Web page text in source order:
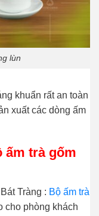
lùn
khuẩn rất an toàn
xuất các dòng ấm
ấm trà gốm
Tràng : Bộ ấm trà
cho phòng khách